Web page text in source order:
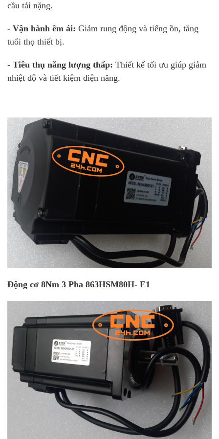
cầu tải nặng.
- Vận hành êm ái: Giảm rung động và tiếng ồn, tăng
tuổi thọ thiết bị.
- Tiêu thụ năng lượng thấp: Thiết kế tối ưu giúp giảm
nhiệt độ và tiết kiệm điện năng.
Động cơ 8Nm 3 Pha 863HSM80H- E1